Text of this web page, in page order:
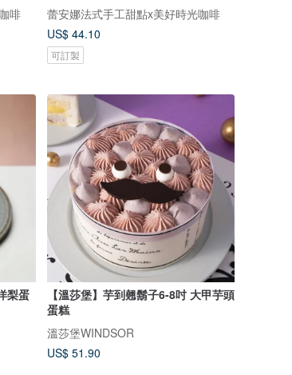
啡
蕾安娜法式手工甜點x美好時光咖啡
US$ 44.10
可訂製
梨蛋
【溫莎堡】芋到翹鬍子6-8吋 大甲芋頭
蛋糕
溫莎堡WINDSOR
US$ 51.90